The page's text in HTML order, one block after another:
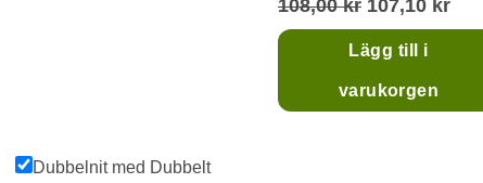
Dubbelnit med Dubbelt
108,00 kr 107,10 kr
Lägg till i
varukorgen